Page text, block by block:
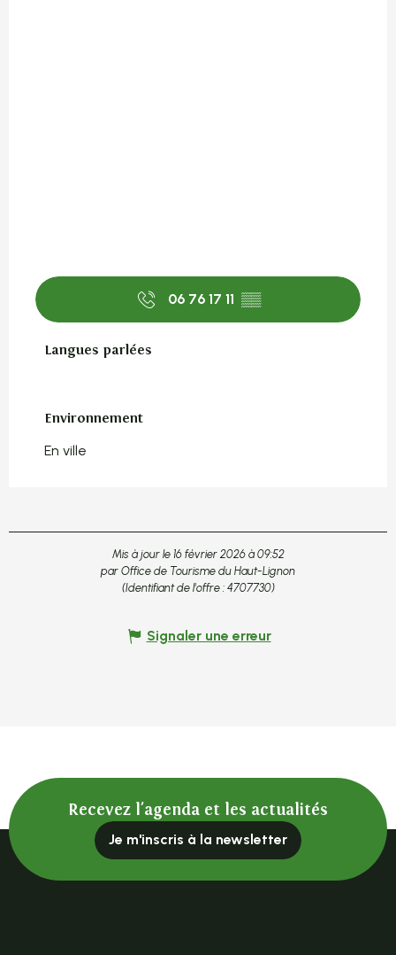
06 76 17 11 ▒▒
Langues parlées
Langues parlées
Environnement
Environnement
En ville
Mis à jour le 16 février 2026 à 09:52
par Office de Tourisme du Haut-Lignon
(Identifiant de l'offre : 4707730)
Signaler une erreur
Recevez l'agenda et les actualités
Je m'inscris à la newsletter